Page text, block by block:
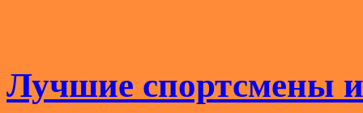
Лучшие спортсмены